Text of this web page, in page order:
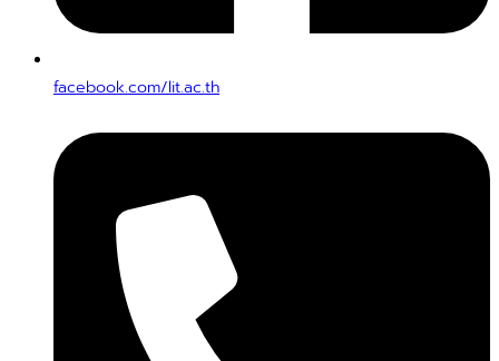
facebook.com/lit.ac.th